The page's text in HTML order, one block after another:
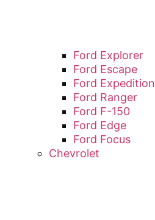
Ford Explorer
Ford Escape
Ford Expedition
Ford Ranger
Ford F-150
Ford Edge
Ford Focus
Chevrolet